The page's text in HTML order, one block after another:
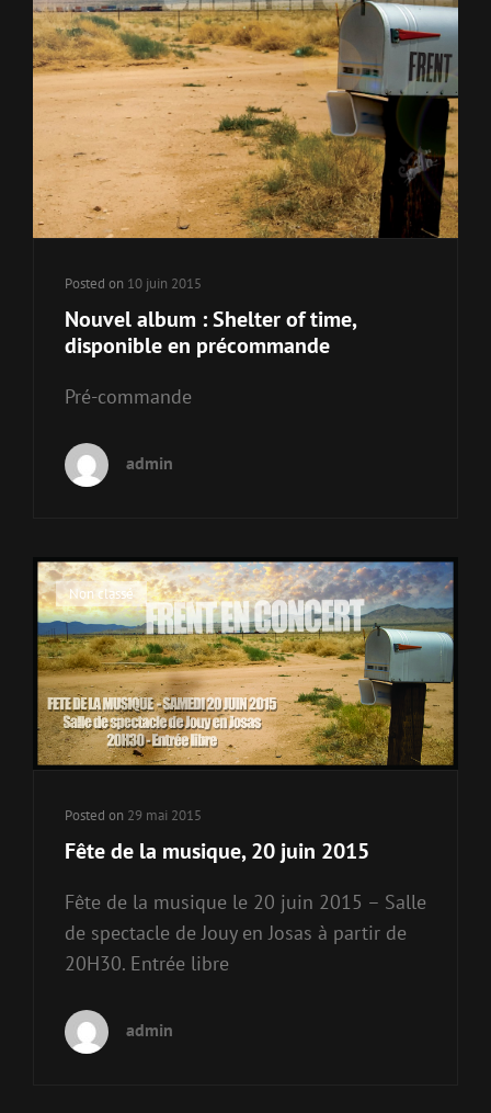
Posted on 10 juin 2015
Nouvel album : Shelter of time,
disponible en précommande
Pré-commande
admin
Cat
Links
Non classé
Posted on 29 mai 2015
Fête de la musique, 20 juin 2015
Fête de la musique le 20 juin 2015 – Salle
de spectacle de Jouy en Josas à partir de
20H30. Entrée libre
admin